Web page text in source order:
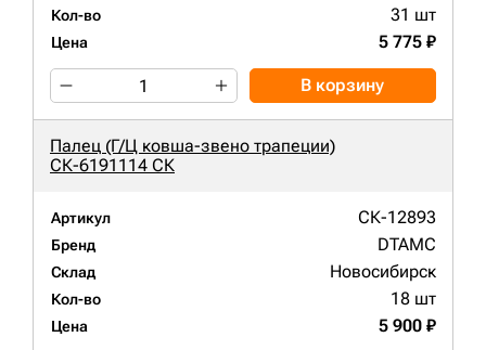
Кол-во 31 шт
Цена 5 775 ₽
В корзину
Палец (Г/Ц ковша-звено трапеции)
СК-6191114 СК
Артикул СК-12893
Бренд DTAMC
Склад Новосибирск
Кол-во 18 шт
Цена 5 900 ₽